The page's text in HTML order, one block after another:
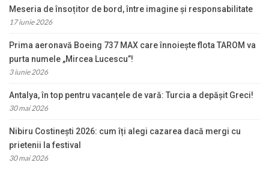
Meseria de însoțitor de bord, între imagine și responsabilitate
17 iunie 2026
Prima aeronavă Boeing 737 MAX care înnoiește flota TAROM va
purta numele „Mircea Lucescu”!
3 iunie 2026
Antalya, în top pentru vacanțele de vară: Turcia a depășit Greci!
30 mai 2026
Nibiru Costinești 2026: cum îți alegi cazarea dacă mergi cu
prietenii la festival
30 mai 2026